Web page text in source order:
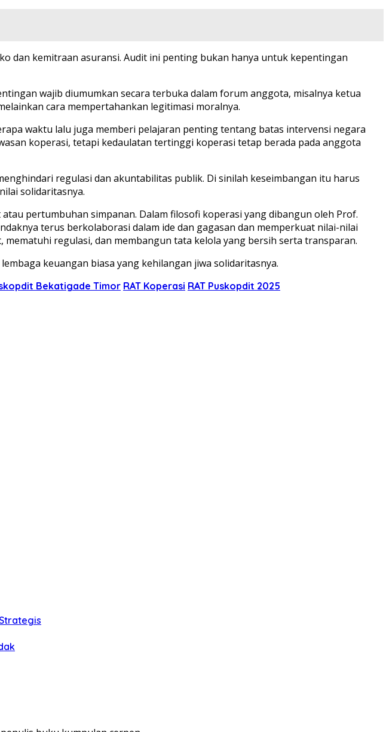
dan kemitraan asuransi. Audit ini penting bukan hanya untuk kepentingan
wajib diumumkan secara terbuka dalam forum anggota, misalnya ketua
cara mempertahankan legitimasi moralnya.
waktu lalu juga memberi pelajaran penting tentang batas intervensi negara
koperasi, tetapi kedaulatan tertinggi koperasi tetap berada pada anggota
regulasi dan akuntabilitas publik. Di sinilah keseimbangan itu harus
solidaritasnya.
pertumbuhan simpanan. Dalam filosofi koperasi yang dibangun oleh Prof.
terus berkolaborasi dalam ide dan gagasan dan memperkuat nilai-nilai
regulasi, dan membangun tata kelola yang bersih serta transparan.
keuangan biasa yang kehilangan jiwa solidaritasnya.
Bekatigade Timor RAT Koperasi RAT Puskopdit 2025